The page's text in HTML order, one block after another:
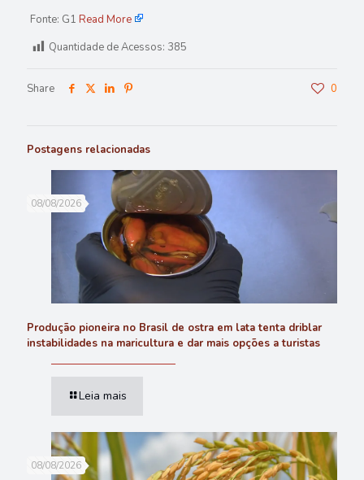
Fonte: G1 Read More
Quantidade de Acessos: 385
Share 0
Postagens relacionadas
08/08/2026
Produção pioneira no Brasil de ostra em lata tenta driblar
instabilidades na maricultura e dar mais opções a turistas
Leia mais
08/08/2026